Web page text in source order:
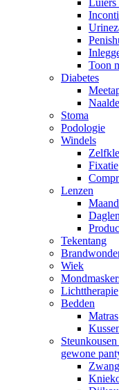
Toon
Diabetes
Stoma
Podologie
Windels
Fixatie
Lenzen
Tekentang
Wiek
Lichttherapie
Bedden
Matras
gewone